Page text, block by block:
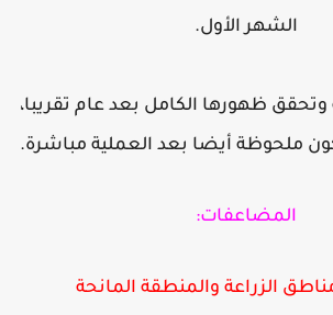
الشهر الأول.
ظهورها الكامل بعد عام تقريبا،
ملحوظة أيضا بعد العملية مباشرة.
المضاعفات:
الزراعة والمنطقة المانحة